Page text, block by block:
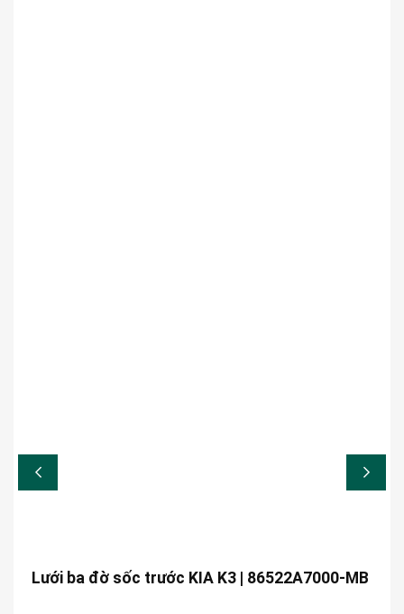
Lưới ba đờ sốc trước KIA K3 | 86522A7000-MB